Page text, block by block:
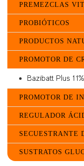
PREMEZCLAS
PROBIÓTICOS
PRODUCTOS
PROMOTOR DE
Bazibatt Plus
PROMOTOR DE
REGULADOR
SECUESTRANTE
SUSTRATOS